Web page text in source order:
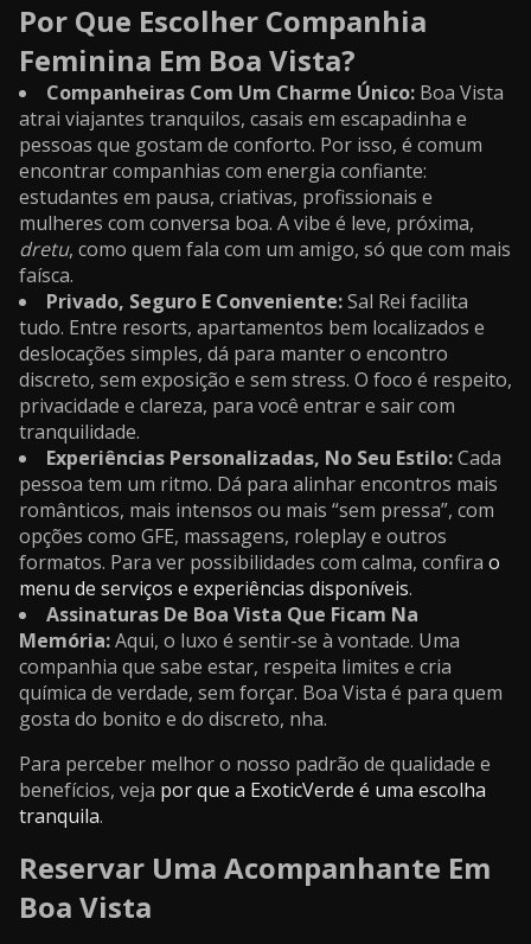
Por Que Escolher Companhia
Feminina Em Boa Vista?
Companheiras Com Um Charme Único: Boa Vista
atrai viajantes tranquilos, casais em escapadinha e
pessoas que gostam de conforto. Por isso, é comum
encontrar companhias com energia confiante:
estudantes em pausa, criativas, profissionais e
mulheres com conversa boa. A vibe é leve, próxima,
dretu, como quem fala com um amigo, só que com mais
faísca.
Privado, Seguro E Conveniente:Sal Rei facilita
tudo. Entre resorts, apartamentos bem localizados e
deslocações simples, dá para manter o encontro
discreto, sem exposição e sem stress. O foco é respeito,
privacidade e clareza, para você entrar e sair com
tranquilidade.
Experiências Personalizadas, No Seu Estilo:Cada
pessoa tem um ritmo. Dá para alinhar encontros mais
românticos, mais intensos ou mais “sem pressa”, com
opções como GFE, massagens, roleplay e outros
formatos. Para ver possibilidades com calma, confira o
menu de serviços e experiências disponíveis.
Assinaturas De Boa Vista Que Ficam Na
Memória:Aqui, o luxo é sentir-se à vontade. Uma
companhia que sabe estar, respeita limites e cria
química de verdade, sem forçar. Boa Vista é para quem
gosta do bonito e do discreto, nha.
Para perceber melhor o nosso padrão de qualidade e
benefícios, veja por que a ExoticVerde é uma escolha
tranquila.
Reservar Uma Acompanhante Em
Boa Vista